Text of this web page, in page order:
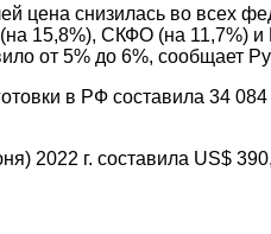
цена снизилась во всех
15,8%), СКФО (на
от 5% до 6%, сообщает
в РФ составила 34
2022 г. составила US$